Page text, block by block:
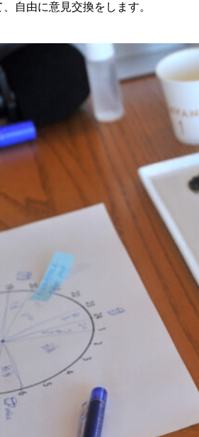
自由に意見交換をします。